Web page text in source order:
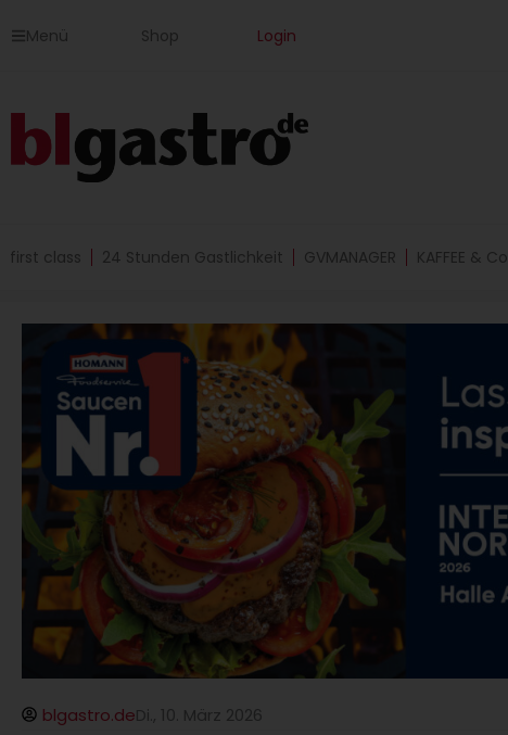
InhaltMenü Shop Login
first class 24 Stunden Gastlichkeit GVMANAGER KAFFEE & Co.
blgastro.deDi., 10. März 2026